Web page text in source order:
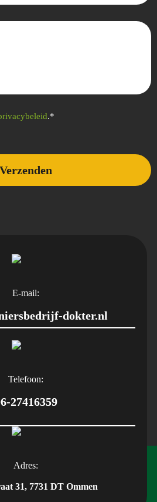
.*
E-mail:
dokter.nl
Telefoon:
27416359
Adres:
31, 7731 DT Ommen